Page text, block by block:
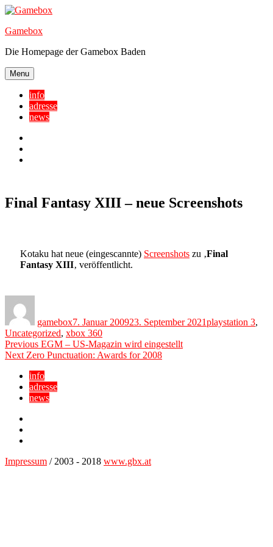
Skip
content
Gamebox
Die Homepage der Gamebox Baden
Menu
info
adresse
news
Final Fantasy XIII – neue Screenshots
Kotaku hat neue (eingescannte) Screenshots zu ‚Final
Fantasy XIII‚ veröffentlicht.
gamebox7. Januar 200923. September 2021playstation 3,
Uncategorized, xbox 360
Beitragsnavigation
Previous Previous
post:
EGM – US-Magazin wird eingestellt
Next Next
Zero Punctuation: Awards for 2008
info
adresse
news
Impressum / 2003 - 2018 www.gbx.at